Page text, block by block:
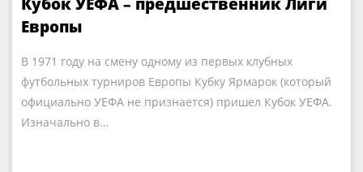
Европы
В 1971 году на смену одному из первых клубных
футбольных турниров Европы Кубку Ярмарок (который
официально УЕФА не признается) пришел Кубок УЕФА.
Изначально в…